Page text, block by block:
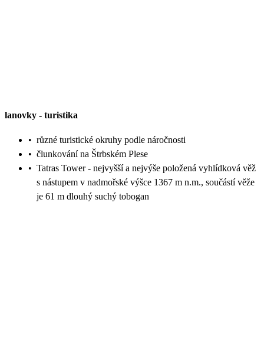
lanovky - turistika
• různé turistické okruhy podle náročnosti
• člunkování na Štrbském Plese
• Tatras Tower - nejvyšší a nejvýše položená vyhlídková věž
s nástupem v nadmořské výšce 1367 m n.m., součástí věže
je 61 m dlouhý suchý tobogan